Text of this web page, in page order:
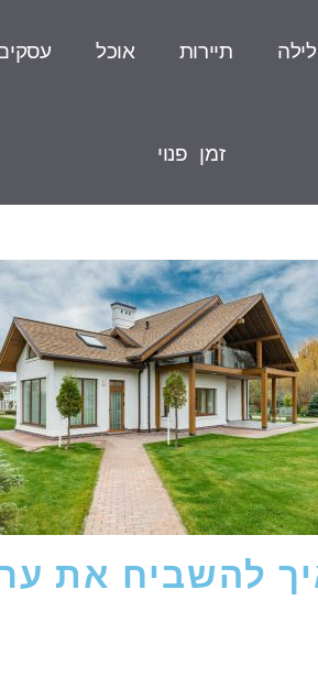
תיירות אוכל
זמן פנוי
להשביח את